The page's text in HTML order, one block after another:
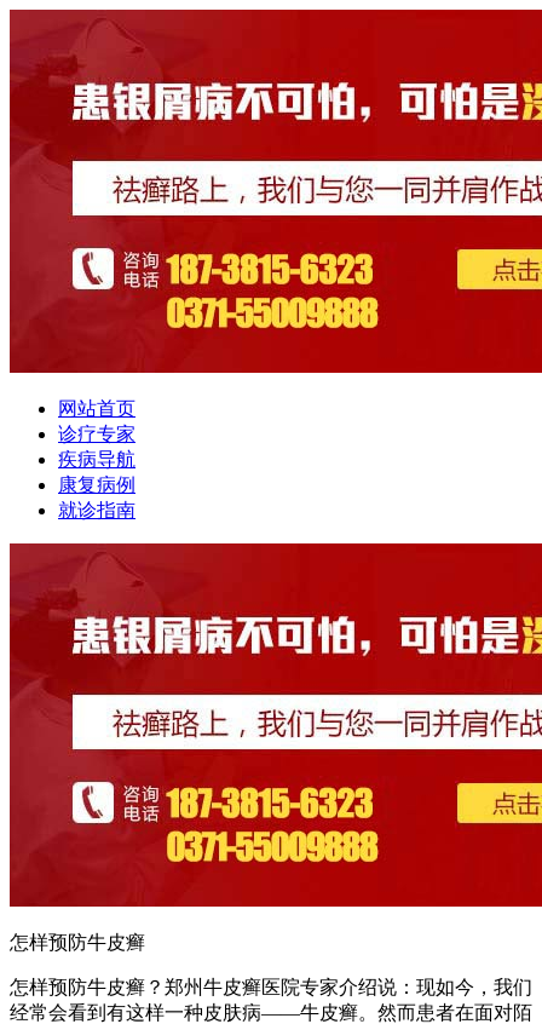
网站首页
诊疗专家
疾病导航
康复病例
就诊指南
怎样预防牛皮癣
怎样预防牛皮癣？郑州牛皮癣医院专家介绍说：现如今，我们
经常会看到有这样一种皮肤病——牛皮癣。然而患者在面对陌